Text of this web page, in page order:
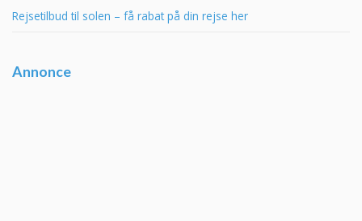
Rejsetilbud til solen – få rabat på din rejse her
Annonce